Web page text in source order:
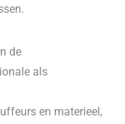
de
als
en materieel,